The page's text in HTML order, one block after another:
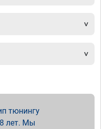
тюнингу
лет. Мы